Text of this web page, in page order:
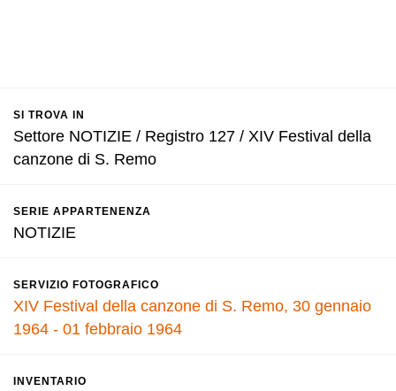
SI TROVA IN
Settore NOTIZIE / Registro 127 / XIV Festival della
canzone di S. Remo
SERIE APPARTENENZA
NOTIZIE
SERVIZIO FOTOGRAFICO
XIV Festival della canzone di S. Remo, 30 gennaio
1964 - 01 febbraio 1964
INVENTARIO